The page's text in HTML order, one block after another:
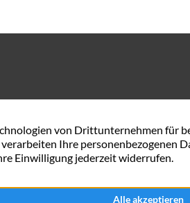
28757 Bremen